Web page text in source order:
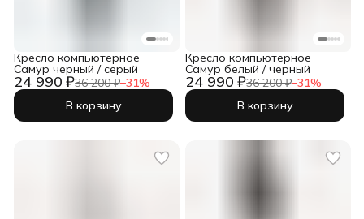
24 990 ₽36 200 ₽−31%
Кресло компьютерное
Самур черный / серый
В корзину
24 990 ₽36 200 ₽−31%
Кресло компьютерное
Самур белый / черный
В корзину